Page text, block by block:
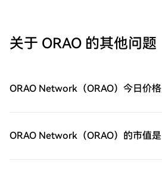
或Mastercard即时购买ProShares 两倍做
Pay等流行支付方法以增加便利性。C2C
者提供个性化服务和竞争性汇率。第三步
存储您的ProShares 两倍做多短期 VIX 期
铀持有企业，受益全球清洁能源转型与核
需求增长，是美股稀缺铀矿赛道投资工具
关于 ORAO 的其他问题
ORAO Network（ORAO）今日价格
ORAO Network（ORAO）的市值是